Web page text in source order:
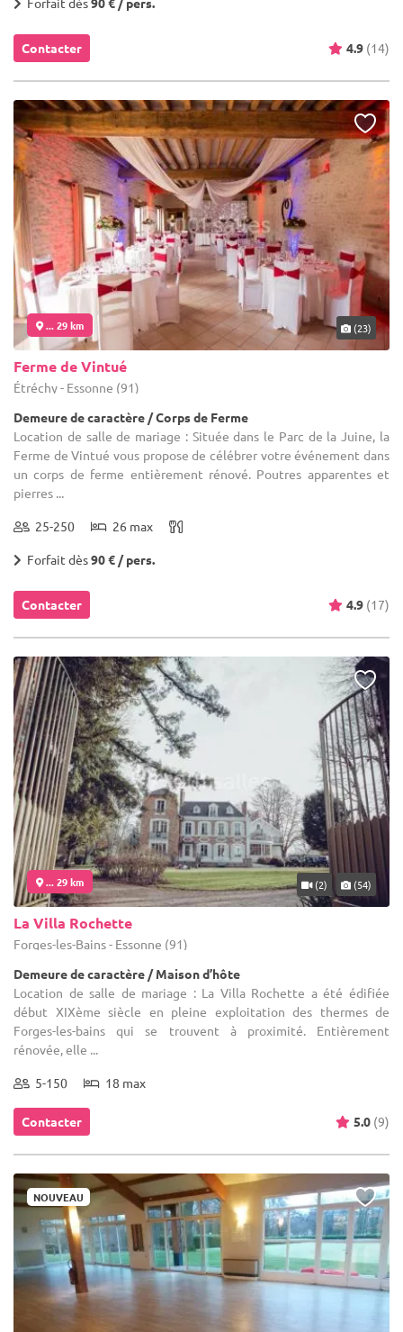
Contacter 4.9 (14)
... 29 km (23)
Ferme de Vintué
Étréchy - Essonne (91)
Demeure de caractère / Corps de Ferme
Location de salle de mariage : Située dans le Parc de la Juine, la
Ferme de Vintué vous propose de célébrer votre événement dans
un corps de ferme entièrement rénové. Poutres apparentes et
pierres ...
25-250 26 max
Forfait dès90 € / pers.
Contacter 4.9 (17)
... 29 km (2) (54)
La Villa Rochette
Forges-les-Bains - Essonne (91)
Demeure de caractère / Maison d’hôte
Location de salle de mariage : La Villa Rochette a été édifiée
début XIXème siècle en pleine exploitation des thermes de
Forges-les-bains qui se trouvent à proximité. Entièrement
rénovée, elle ...
5-150 18 max
Contacter 5.0 (9)
NOUVEAU